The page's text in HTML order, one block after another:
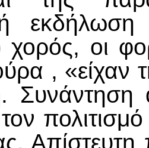
οι
, «είχαν